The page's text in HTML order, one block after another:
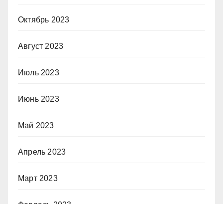
Октябрь 2023
Август 2023
Июль 2023
Июнь 2023
Май 2023
Апрель 2023
Март 2023